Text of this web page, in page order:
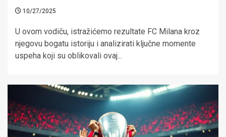
10/27/2025
U ovom vodiču, istražićemo rezultate FC Milana kroz
njegovu bogatu istoriju i analizirati ključne momente
uspeha koji su oblikovali ovaj...